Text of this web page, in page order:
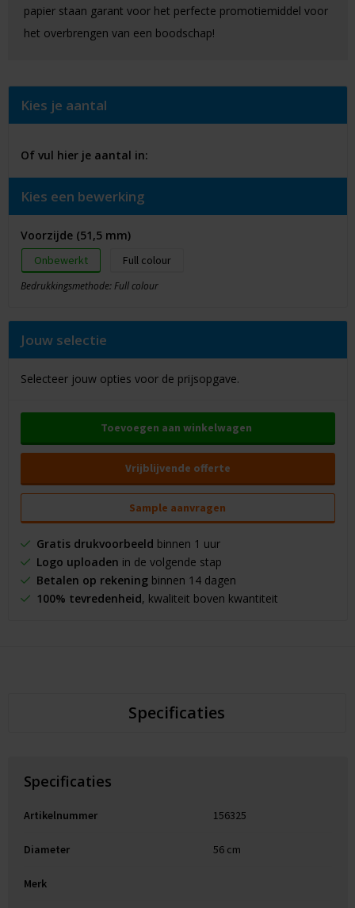
papier staan garant voor het perfecte promotiemiddel voor
het overbrengen van een boodschap!
Kies je aantal
Of vul hier je aantal in:
Kies een bewerking
Voorzijde (51,5 mm)
Onbewerkt Full colour
Bedrukkingsmethode: Full colour
Jouw selectie
Selecteer jouw opties voor de prijsopgave.
Toevoegen aan winkelwagen
Vrijblijvende offerte
Sample aanvragen
Gratis drukvoorbeeld binnen 1 uur
Logo uploaden in de volgende stap
Betalen op rekeningbinnen 14 dagen
100% tevredenheid, kwaliteit boven kwantiteit
Specificaties
Specificaties
Artikelnummer 156325
Diameter 56 cm
Merk